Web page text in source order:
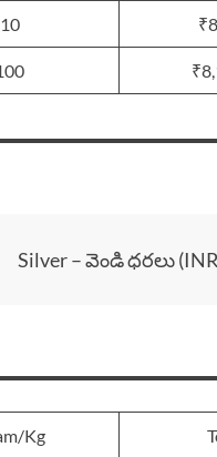
10
Silver – వెండి ధరలు
Kg